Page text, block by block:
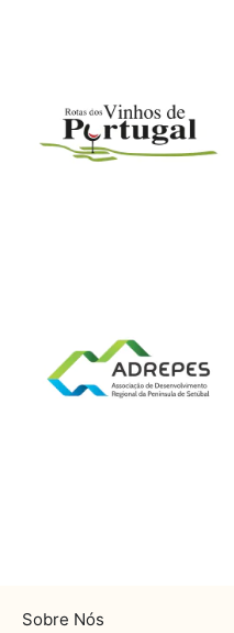
Sobre Nós